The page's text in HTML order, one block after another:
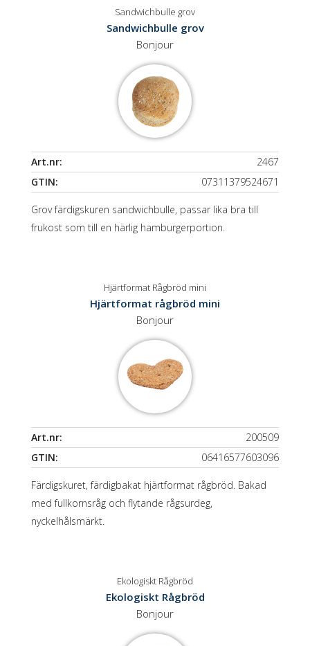
Sandwichbulle grov
Sandwichbulle grov
Bonjour
Art.nr:
2467
GTIN:
07311379524671
Grov färdigskuren sandwichbulle, passar lika bra till
frukost som till en härlig hamburgerportion.
Hjärtformat Rågbröd mini
Hjärtformat rågbröd mini
Bonjour
Art.nr:
200509
GTIN:
06416577603096
Färdigskuret, färdigbakat hjärtformat rågbröd. Bakad
med fullkornsråg och flytande rågsurdeg,
nyckelhålsmärkt.
Ekologiskt Rågbröd
Ekologiskt Rågbröd
Bonjour